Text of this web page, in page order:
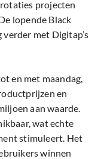
wat echte
stimuleert. Het
winnen
en plaatst
kopen voor
toepassingen